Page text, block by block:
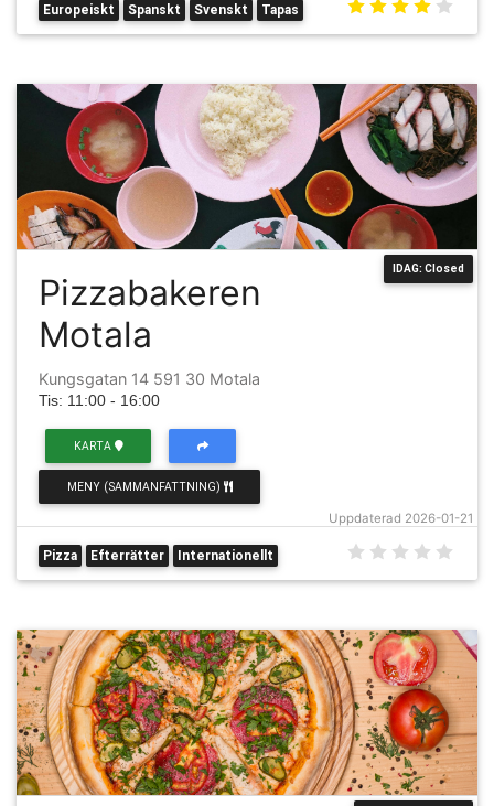
Europeiskt Spanskt Svenskt Tapas
IDAG: Closed
Pizzabakeren
Motala
Kungsgatan 14 591 30 Motala
Tis: 11:00 - 16:00
Uppdaterad 2026-01-21
KARTA
MENY (SAMMANFATTNING)
Pizza Efterrätter Internationellt